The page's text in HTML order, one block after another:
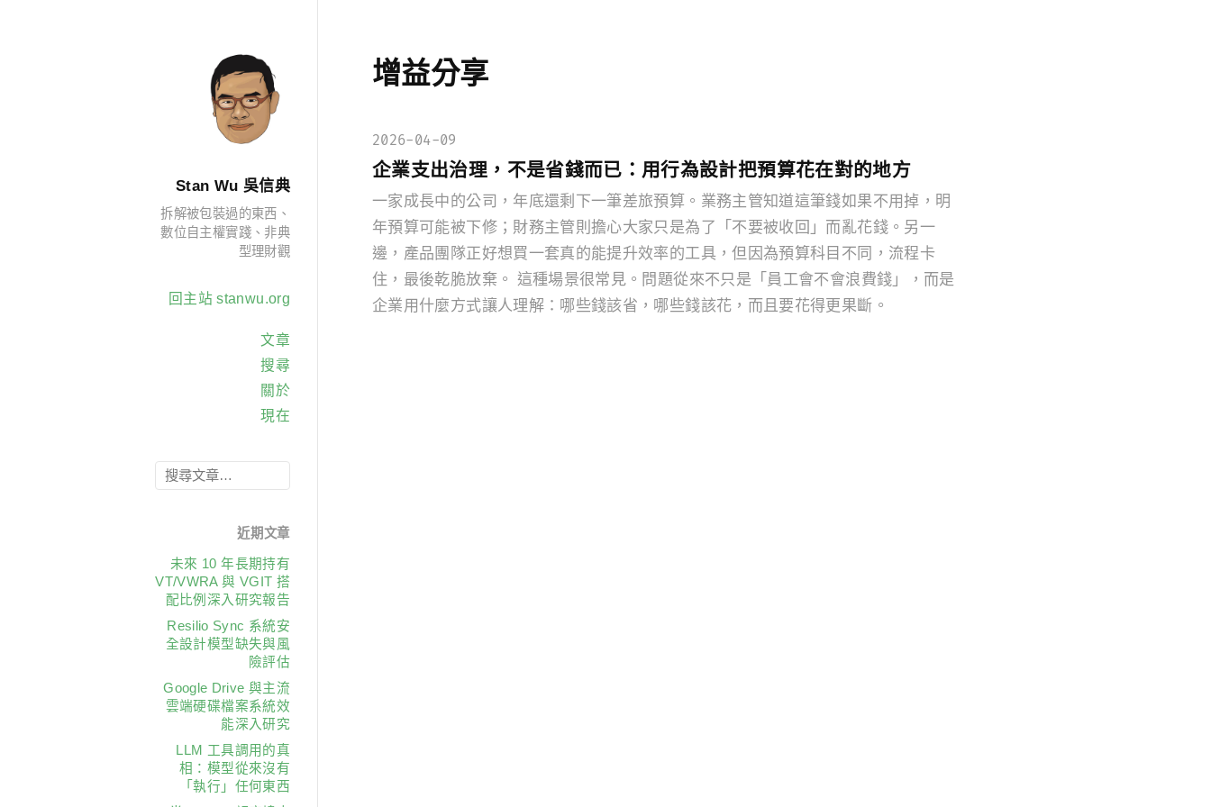
Stan Wu 吳信典
拆解被包裝過的東西、
數位自主權實踐、非典
型理財觀
回主站 stanwu.org
文章
搜尋
關於
現在
近期文章
未來 10 年長期持有
VT/VWRA 與 VGIT 搭
配比例深入研究報告
Resilio Sync 系統安
全設計模型缺失與風
險評估
Google Drive 與主流
雲端硬碟檔案系統效
能深入研究
LLM 工具調用的真
相：模型從來沒有
「執行」任何東西
增益分享
2026-04-09
企業支出治理，不是省錢而已：用行為設計把預算花在對的地方
一家成長中的公司，年底還剩下一筆差旅預算。業務主管知道這筆錢如果不用掉，明
年預算可能被下修；財務主管則擔心大家只是為了「不要被收回」而亂花錢。另一
邊，產品團隊正好想買一套真的能提升效率的工具，但因為預算科目不同，流程卡
住，最後乾脆放棄。 這種場景很常見。問題從來不只是「員工會不會浪費錢」，而是
企業用什麼方式讓人理解：哪些錢該省，哪些錢該花，而且要花得更果斷。